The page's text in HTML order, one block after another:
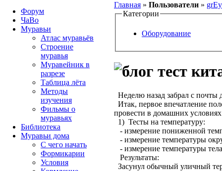
Главная » Пользователи » grEy
Категории
Оборудование
тест
Неделю назад забрал с почты
Итак, первое впечатление
провести в домашних
1) Тесты на температуру:
- измерение пониженной
- измерение температуры
- измерение температуры тела
Результаты:
Засунул обычный уличный
Форум
ЧаВо
Муравьи
Атлас муравьёв
Строение
муравья
Муравейник в
разрезе
Таблица лёта
Методы
изучения
Фильмы о
муравьях
Библиотека
Муравьи дома
С чего начать
Формикарии
Условия